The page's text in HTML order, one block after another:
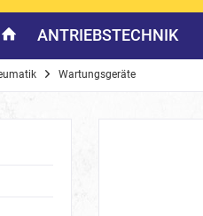
ANTRIEBSTECHNIK
Wartungsgeräte